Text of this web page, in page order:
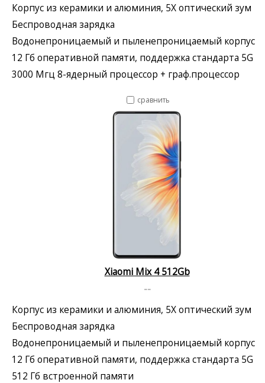
Корпус из керамики и алюминия, 5X оптический зум
Беспроводная зарядка
Водонепроницаемый и пыленепроницаемый корпус
12 Гб оперативной памяти, поддержка стандарта 5G
3000 Мгц 8-ядерный процессор + граф.процессор
сравнить
Xiaomi Mix 4 512Gb
--
Корпус из керамики и алюминия, 5X оптический зум
Беспроводная зарядка
Водонепроницаемый и пыленепроницаемый корпус
12 Гб оперативной памяти, поддержка стандарта 5G
512 Гб встроенной памяти